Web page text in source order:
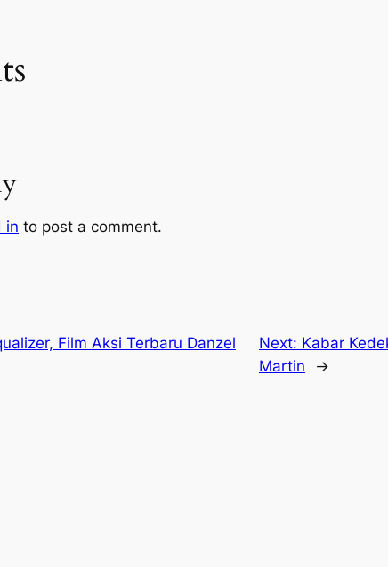
in to post a comment.
Film Aksi Terbaru Danzel
Next: Kabar
Martin
→